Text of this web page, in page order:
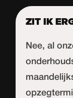
ZIT IK
Nee, al